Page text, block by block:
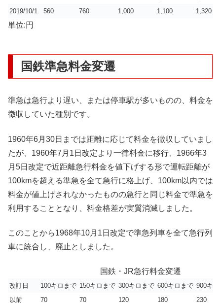
2019/10/1
560 760 1,000 1,100 1,320
単位:円
国鉄準急料金変遷
準急は急行より遅い、または停車駅が多いものの、料金を
徴収していた種別です。
1960年6月30日までは距離に応じて料金を徴収していまし
たが、1960年7月1日改定より一律料金に移行、1966年3
月5日改定で近距離急行料金を値下げする形で運転距離が
100kmを超える準急を全て急行に格上げ、100km以内では
料金が値上げされなかったものの急行と同じ料金で準急を
利用することとなり、料金格差が実質消滅しました。
このことから1968年10月1日改定で準急列車を全て急行列
車に統合し、廃止としました。
国鉄・JR急行料金変遷
改訂日 100キロまで 150キロまで 300キロまで 600キロまで 900キロ
以前
70 70 120 180 230